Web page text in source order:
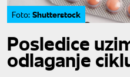
Foto: Shutterstock
Posledice
odlaganje